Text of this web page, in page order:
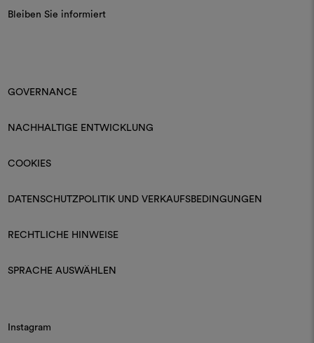
Bleiben Sie informiert
GOVERNANCE
NACHHALTIGE ENTWICKLUNG
COOKIES
DATENSCHUTZPOLITIK UND VERKAUFSBEDINGUNGEN
RECHTLICHE HINWEISE
SPRACHE AUSWÄHLEN
Instagram